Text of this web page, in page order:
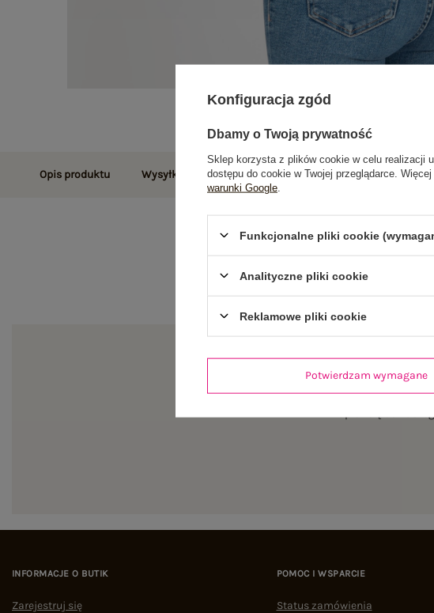
Opis produktu Wysyłka i dostawa Zwroty i reklamacje Opinie
INFORMACJE O BUTIK
Zarejestruj się
POMOC I WSPARCIE
Status zamówienia
Konfiguracja zgód
Dbamy o Twoją prywatność
Sklep korzysta z plików cookie w celu realizacji
dostępu do cookie w Twojej przeglądarce.
warunki Google
Funkcjonalne pliki cookie
Analityczne pliki cookie
Reklamowe pliki cookie
Potwierdzam wymagane